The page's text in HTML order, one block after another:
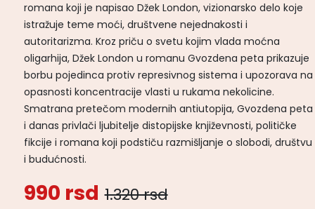
romana koji je napisao Džek London, vizionarsko delo koje
istražuje teme moći, društvene nejednakosti i
autoritarizma. Kroz priču o svetu kojim vlada moćna
oligarhija, Džek London u romanu Gvozdena peta prikazuje
borbu pojedinca protiv represivnog sistema i upozorava na
opasnosti koncentracije vlasti u rukama nekolicine.
Smatrana pretečom modernih antiutopija, Gvozdena peta
i danas privlači ljubitelje distopijske književnosti, političke
fikcije i romana koji podstiču razmišljanje o slobodi, društvu
i budućnosti.
990 rsd 1.320 rsd